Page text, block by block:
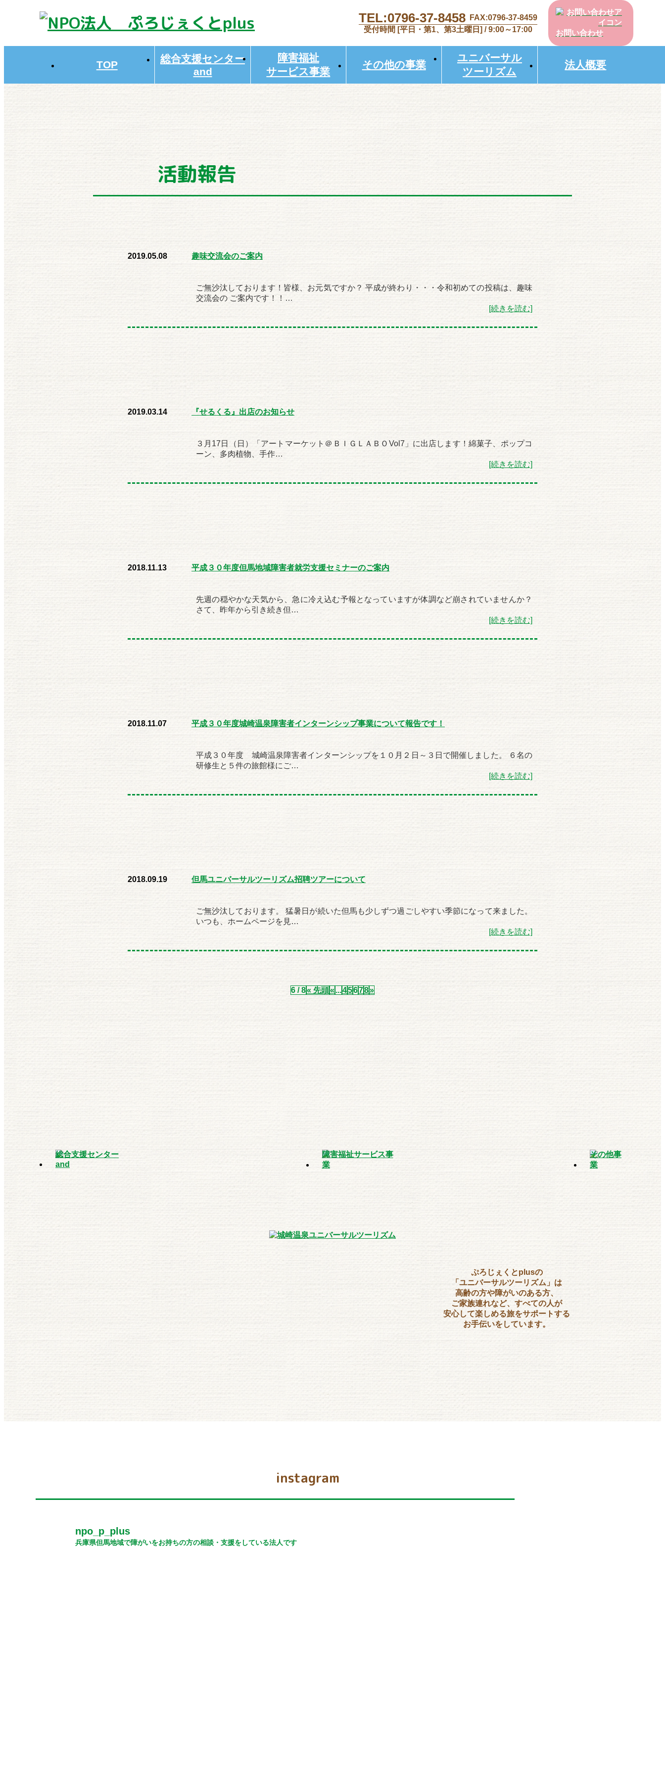
TEL:0796-37-8458
FAX:0796-37-8459
受付時間 [平日・第1、第3土曜日] / 9:00～17:00
お問い合わせ
TOP
総合支援センター
and
障害福祉
サービス事業
その他の事業
ユニバーサル
ツーリズム
法人概要
活動報告
2019.05.08 趣味交流会のご案内
ご無沙汰しております！皆様、お元気ですか？ 平成が終わり・・・令和初めての投稿は、趣味
交流会の ご案内です！！…
[続きを読む]
2019.03.14 『せるくる』出店のお知らせ
３月17日（日）「アートマーケット＠ＢＩＧＬＡＢＯVol7」に出店します！綿菓子、ポップコ
ーン、多肉植物、手作…
[続きを読む]
2018.11.13 平成３０年度但馬地域障害者就労支援セミナーのご案内
先週の穏やかな天気から、急に冷え込む予報となっていますが体調など崩されていませんか？
さて、昨年から引き続き但…
[続きを読む]
2018.11.07 平成３０年度城崎温泉障害者インターンシップ事業について報告です！
平成３０年度 城崎温泉障害者インターンシップを１０月２日～３日で開催しました。 ６名の
研修生と５件の旅館様にご…
[続きを読む]
2018.09.19 但馬ユニバーサルツーリズム招聘ツアーについて
ご無沙汰しております。 猛暑日が続いた但馬も少しずつ過ごしやすい季節になって来ました。
いつも、ホームページを見…
[続きを読む]
6 / 8« 先頭«...45678»
ぷろじぇくとplusの
「ユニバーサルツーリズム」は
高齢の方や障がいのある方、
ご家族連れなど、すべての人が
安心して楽しめる旅をサポートする
お手伝いをしています。
instagram
npo_p_plus
兵庫県但馬地域で障がいをお持ちの方の相談・支援をしている法人です